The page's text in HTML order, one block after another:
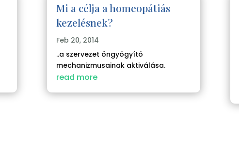
Mi a célja a homeopátiás
kezelésnek?
Feb 20, 2014
..a szervezet öngyógyító
mechanizmusainak aktiválása.
read more